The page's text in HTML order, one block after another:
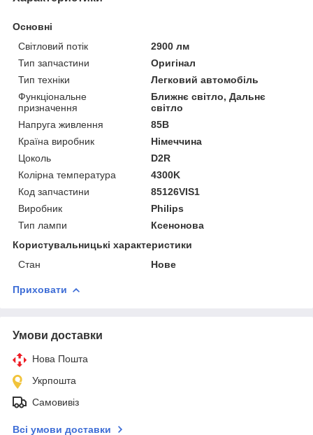
Основні
Світловий потік
2900 лм
Тип запчастини
Оригінал
Тип техніки
Легковий автомобіль
Функціональне
призначення
Ближнє світло, Дальнє
світло
Напруга живлення
85В
Країна виробник
Німеччина
Цоколь
D2R
Колірна температура
4300K
Код запчастини
85126VIS1
Виробник
Philips
Тип лампи
Ксенонова
Користувальницькі характеристики
Стан
Нове
Приховати
Умови доставки
Нова Пошта
Укрпошта
Самовивіз
Всі умови доставки